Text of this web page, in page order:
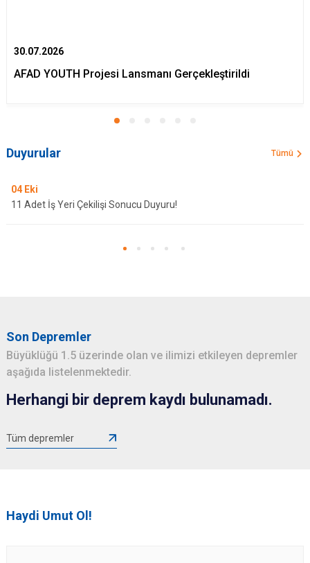
30.07.2026
AFAD YOUTH Projesi Lansmanı Gerçekleştirildi
Duyurular Tümü
04 Eki
11 Adet İş Yeri Çekilişi Sonucu Duyuru!
Son Depremler
Büyüklüğü 1.5 üzerinde olan ve ilimizi etkileyen depremler
aşağıda listelenmektedir.
Herhangi bir deprem kaydı bulunamadı.
Tüm depremler
Haydi Umut Ol!